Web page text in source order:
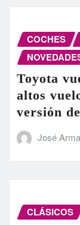
COCHES
Toyota
altos
versión
José
CLÁSICOS